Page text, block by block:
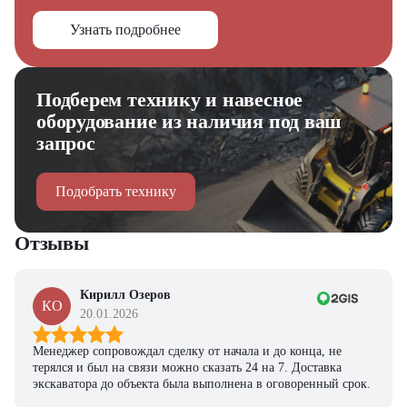
Узнать подробнее
Подберем технику и навесное
оборудование из наличия под ваш
запрос
Подобрать технику
Отзывы
КО
Кирилл Озеров
20.01.2026
Менеджер сопровождал сделку от начала и до конца, не
терялся и был на связи можно сказать 24 на 7. Доставка
экскаватора до объекта была выполнена в оговоренный срок.